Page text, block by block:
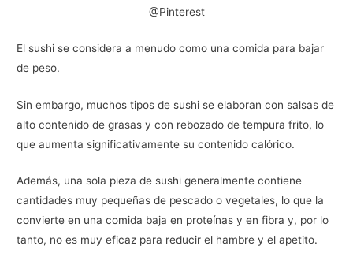
@Pinterest
El sushi se considera a menudo como una comida para bajar
de peso.
Sin embargo, muchos tipos de sushi se elaboran con salsas de
alto contenido de grasas y con rebozado de tempura frito, lo
que aumenta significativamente su contenido calórico.
Además, una sola pieza de sushi generalmente contiene
cantidades muy pequeñas de pescado o vegetales, lo que la
convierte en una comida baja en proteínas y en fibra y, por lo
tanto, no es muy eficaz para reducir el hambre y el apetito.